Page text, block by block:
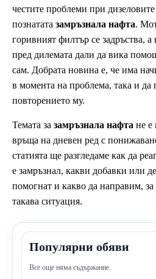
честите проблеми при
познатата замръзнала нафта.
горивният филтър се задръства, а
пред дилемата дали да вика
сам. Добрата новина е, че има
в момента на проблема, така и да
повторението му.
Темата за замръзнала нафта не е
връща на дневен ред с
статията ще разгледаме как да
е замръзнал, какви добавки или
помогнат и какво да направим,
такава ситуация.
Популярни обяви
Все още няма съдържание.